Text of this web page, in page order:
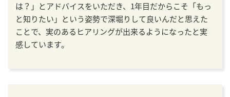
は？」とアドバイスをいただき、1年目だからこそ「もっ
と知りたい」という姿勢で深堀りして良いんだと思えた
ことで、実のあるヒアリングが出来るようになったと実
感しています。